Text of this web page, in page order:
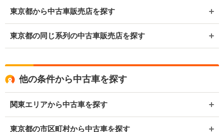
東京都から中古車販売店を探す
東京都の同じ系列の中古車販売店を探す
他の条件から中古車を探す
関東エリアから中古車を探す
東京都の市区町村から中古車を探す